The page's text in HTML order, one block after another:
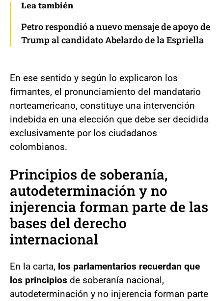
Lea también
Petro respondió a nuevo mensaje de apoyo de
Trump al candidato Abelardo de la Espriella
En ese sentido y según lo explicaron los
firmantes, el pronunciamiento del mandatario
norteamericano, constituye una intervención
indebida en una elección que debe ser decidida
exclusivamente por los ciudadanos
colombianos.
Principios de soberanía,
autodeterminación y no
injerencia forman parte de las
bases del derecho
internacional
En la carta, los parlamentarios recuerdan que
los principios de soberanía nacional,
autodeterminación y no injerencia forman parte